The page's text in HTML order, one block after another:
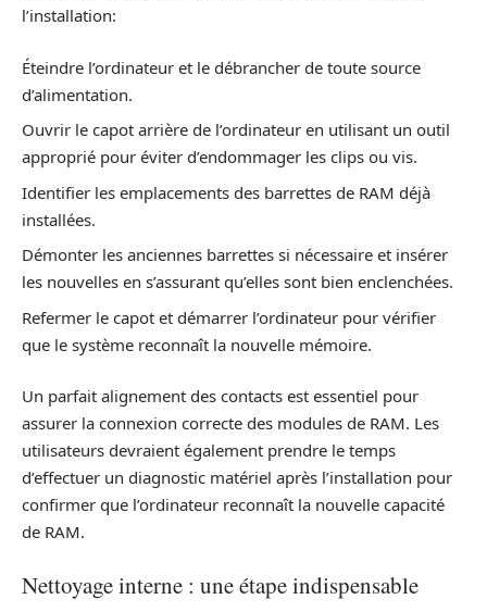
l’installation:
Éteindre l’ordinateur et le débrancher de toute source
d’alimentation.
Ouvrir le capot arrière de l’ordinateur en utilisant un outil
approprié pour éviter d’endommager les clips ou vis.
Identifier les emplacements des barrettes de RAM déjà
installées.
Démonter les anciennes barrettes si nécessaire et insérer
les nouvelles en s’assurant qu’elles sont bien enclenchées.
Refermer le capot et démarrer l’ordinateur pour vérifier
que le système reconnaît la nouvelle mémoire.
Un parfait alignement des contacts est essentiel pour
assurer la connexion correcte des modules de RAM. Les
utilisateurs devraient également prendre le temps
d’effectuer un diagnostic matériel après l’installation pour
confirmer que l’ordinateur reconnaît la nouvelle capacité
de RAM.
Nettoyage interne : une étape indispensable